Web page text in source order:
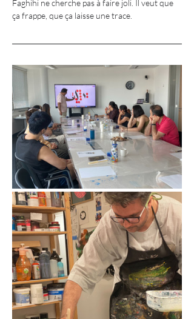
Faghihi ne cherche pas à faire joli. Il veut que
ça frappe, que ça laisse une trace.